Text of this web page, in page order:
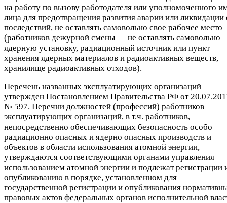
на работу по вызову работодателя или уполномоченного
лица для предотвращения развития аварии или ликвидации
последствий, не оставлять самовольно свое рабочее место
(работников дежурной смены — не оставлять самовольно
ядерную установку, радиационный источник или пункт
хранения ядерных материалов и радиоактивных веществ,
хранилище радиоактивных отходов).
Перечень названных эксплуатирующих организаций
утвержден Постановлением Правительства РФ от
№ 597. Перечни должностей (профессий) работников
эксплуатирующих организаций, в т.ч. работников,
непосредственно обеспечивающих безопасность особо
радиационно опасных и ядерно опасных производств и
объектов в области использования атомной энергии,
утверждаются соответствующими органами управления
использованием атомной энергии и подлежат регистрации
опубликованию в порядке, установленном для
государственной регистрации и опубликования
правовых актов федеральных органов исполнительной